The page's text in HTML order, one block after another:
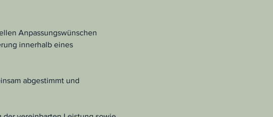
Anpassungswünschen
innerhalb eines
abgestimmt und